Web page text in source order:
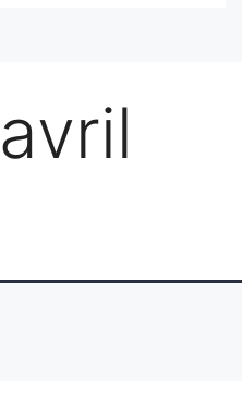
avril